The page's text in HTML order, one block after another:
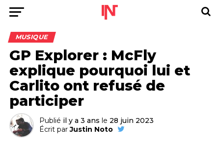
MUSIQUE
GP Explorer : McFly
explique pourquoi lui et
Carlito ont refusé de
participer
Publié il y a 3 ans le 28 juin 2023
Écrit par Justin Noto